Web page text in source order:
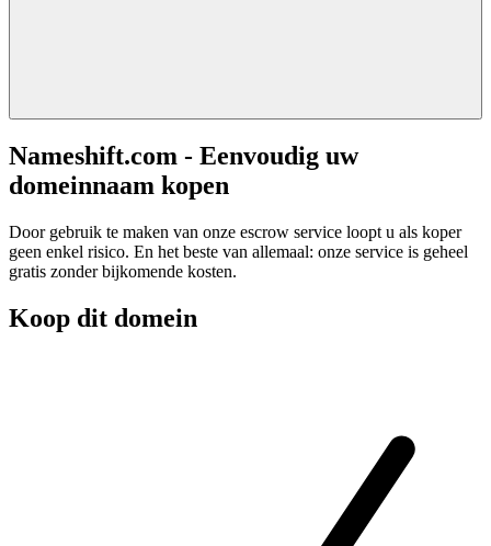
Nameshift.com - Eenvoudig uw
domeinnaam kopen
Door gebruik te maken van onze escrow service loopt u als koper
geen enkel risico. En het beste van allemaal: onze service is geheel
gratis zonder bijkomende kosten.
Koop dit domein